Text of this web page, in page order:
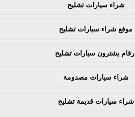
شراء سيارات تشليح
موقع شراء سيارات تشليح
ارقام يشترون سيارات تشليح
شراء سيارات مصدومة
شراء سيارات قديمة تشليح